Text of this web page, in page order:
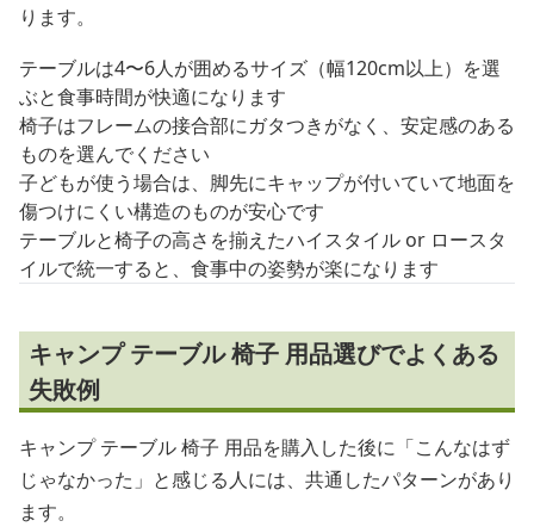
ります。
テーブルは4〜6人が囲めるサイズ（幅120cm以上）を選
ぶと食事時間が快適になります
椅子はフレームの接合部にガタつきがなく、安定感のある
ものを選んでください
子どもが使う場合は、脚先にキャップが付いていて地面を
傷つけにくい構造のものが安心です
テーブルと椅子の高さを揃えたハイスタイル or ロースタ
イルで統一すると、食事中の姿勢が楽になります
キャンプ テーブル 椅子 用品選びでよくある
失敗例
キャンプ テーブル 椅子 用品を購入した後に「こんなはず
じゃなかった」と感じる人には、共通したパターンがあり
ます。